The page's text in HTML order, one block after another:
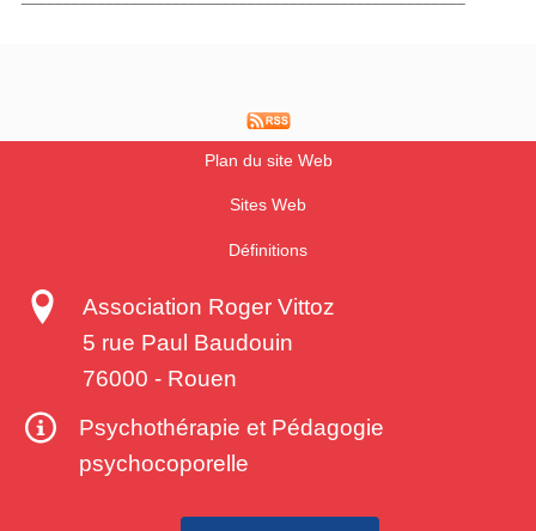
Plan du site Web
Sites Web
Définitions
Association Roger Vittoz
5 rue Paul Baudouin
76000 - Rouen
Psychothérapie et Pédagogie
psychocoporelle